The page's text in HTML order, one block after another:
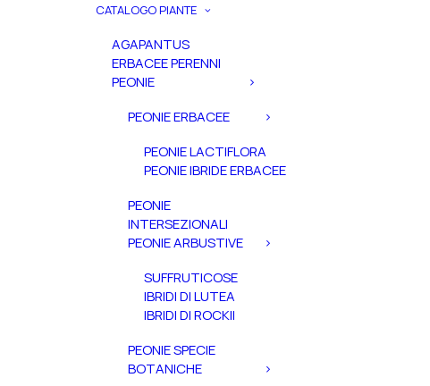
CATALOGO PIANTE
AGAPANTUS
ERBACEE PERENNI
PEONIE
PEONIE ERBACEE
PEONIE LACTIFLORA
PEONIE IBRIDE ERBACEE
PEONIE
INTERSEZIONALI
PEONIE ARBUSTIVE
SUFFRUTICOSE
IBRIDI DI LUTEA
IBRIDI DI ROCKII
PEONIE SPECIE
BOTANICHE